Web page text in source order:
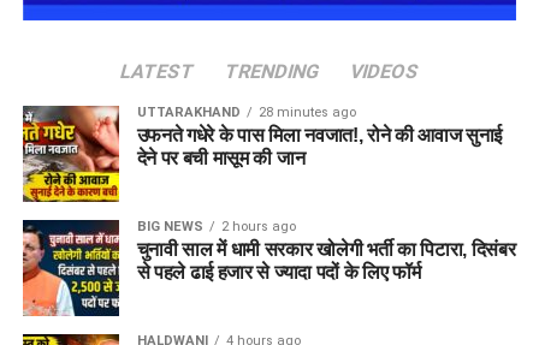
LATEST TRENDING VIDEOS
UTTARAKHAND 28 minutes ago
उफनते गधेरे के पास मिला नवजात!, रोने की आवाज सुनाई
देने पर बची मासूम की जान
BIG NEWS 2 hours ago
चुनावी साल में धामी सरकार खोलेगी भर्ती का पिटारा, दिसंबर
से पहले ढाई हजार से ज्यादा पदों के लिए फॉर्म
HALDWANI 4 hours ago